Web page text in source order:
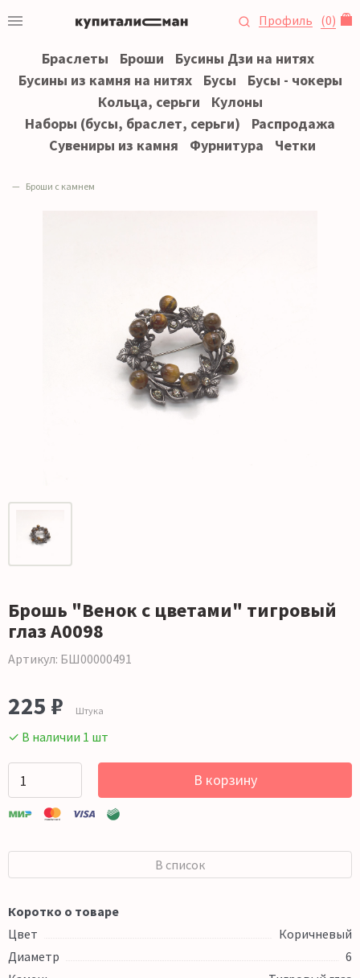
Профиль (0)
Браслеты Броши
Бусины Дзи на нитях
Бусины из камня на нитях
Бусы
Бусы - чокеры
Кольца, серьги
Кулоны
Наборы (бусы, браслет, серьги)
Распродажа
Сувениры из камня
Фурнитура Четки
Броши с камнем
Брошь "Венок с цветами" тигровый
глаз А0098
Артикул: БШ00000491
225 ₽ Штука
✓ В наличии 1 шт
В корзину
В список
Коротко о товаре
Цвет
Коричневый
Диаметр
6